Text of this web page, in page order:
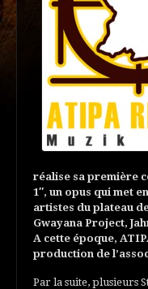
réalise sa première
1″, un opus qui met
artistes du plateau
Gwayana Project,
A cette époque,
production de
Par la suite, plusieurs